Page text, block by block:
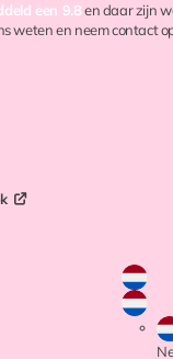
een 9.8en daar zijn
weten en neem contact